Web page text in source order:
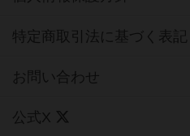
特定商取引法に基づく表記
お問い合わせ
公式X